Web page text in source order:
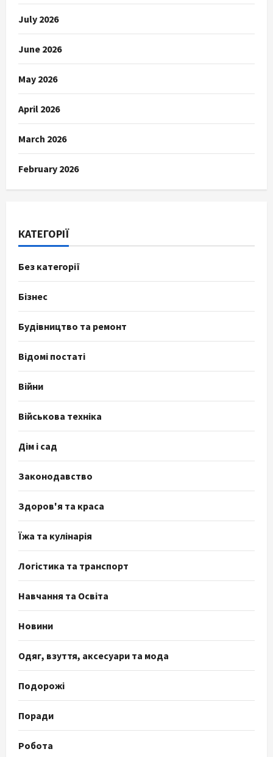
July 2026
June 2026
May 2026
April 2026
March 2026
February 2026
КАТЕГОРІЇ
Без категорії
Бізнес
Будівництво та ремонт
Відомі постаті
Війни
Військова техніка
Дім і сад
Законодавство
Здоров'я та краса
Їжа та кулінарія
Логістика та транспорт
Навчання та Освіта
Новини
Одяг, взуття, аксесуари та мода
Подорожі
Поради
Робота